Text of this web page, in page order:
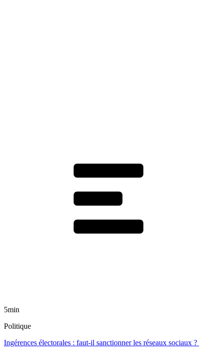
5min
Politique
Ingérences électorales : faut-il sanctionner les réseaux sociaux ?